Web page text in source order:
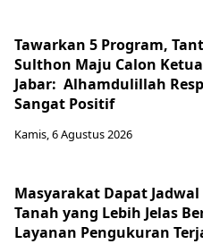
Tawarkan 5 Program,
Sulthon Maju Calon
Jabar: Alhamdulillah
Sangat Positif
Kamis, 6 Agustus 2026
Masyarakat Dapat
Tanah yang Lebih Jelas
Layanan Pengukuran